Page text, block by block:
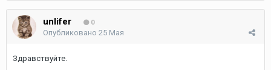
unlifer 0
Опубликовано 25 Мая
Здравствуйте.